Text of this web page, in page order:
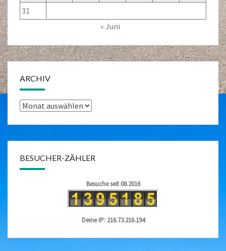
31
« Juni
ARCHIV
Archiv
BESUCHER-ZÄHLER
Besuche seit 08.2016
Deine IP: 216.73.216.194